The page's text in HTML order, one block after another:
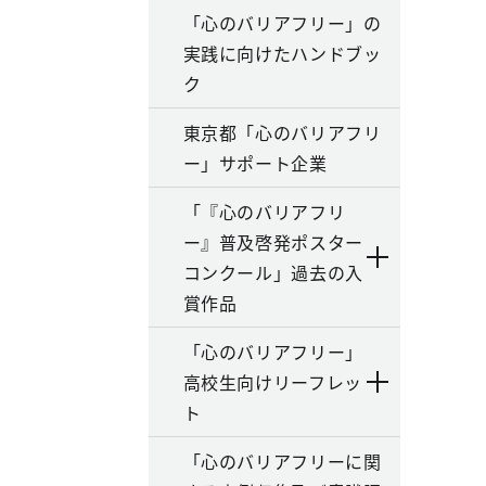
「心のバリアフリー」の
実践に向けたハンドブッ
ク
東京都「心のバリアフリ
ー」サポート企業
「『心のバリアフリ
ー』普及啓発ポスター
コンクール」過去の入
賞作品
「心のバリアフリー」
高校生向けリーフレッ
ト
「心のバリアフリーに関